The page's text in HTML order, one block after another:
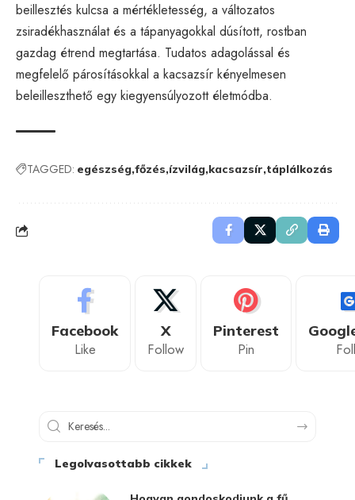
beillesztés kulcsa a mértékletesség, a változatos
zsiradékhasználat és a tápanyagokkal dúsított, rostban
gazdag étrend megtartása. Tudatos adagolással és
megfelelő párosításokkal a kacsazsír kényelmesen
beleilleszthető egy kiegyensúlyozott életmódba.
TAGGED: egészség főzés ízvilág kacsazsír táplálkozás
Facebook
Like
X
Follow
Pinterest
Pin
Legolvasottabb cikkek